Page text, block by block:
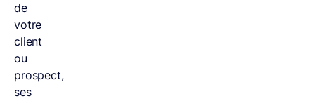
de
votre
client
ou
prospect,
ses